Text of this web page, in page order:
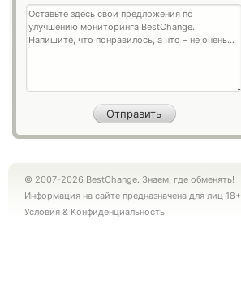
© 2007-2026 BestChange. Знаем, где обменять!
Информация на сайте предназначена для лиц 18+
Условия & Конфиденциальность